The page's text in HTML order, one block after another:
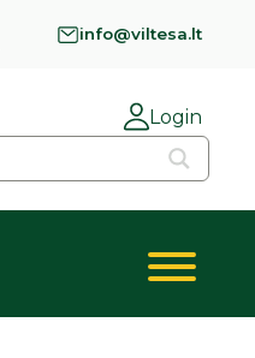
info@viltesa.lt
Login